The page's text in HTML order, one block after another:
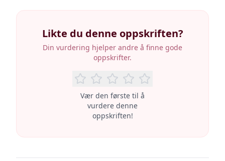
Likte du denne oppskriften?
Din vurdering hjelper andre å finne gode
oppskrifter.
Vær den første til å
vurdere denne
oppskriften!